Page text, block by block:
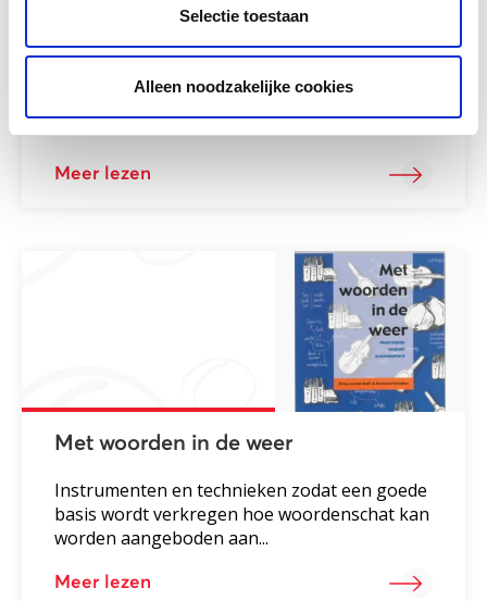
Selectie toestaan
Alleen noodzakelijke cookies
Anderstalige kinderboeken –
Anderstalige en meertalige prenten- en
boeken in de schoolbibliotheek.
Meer lezen
Met woorden in de weer
Instrumenten en technieken zodat een goede
basis wordt verkregen hoe woordenschat kan
worden aangeboden aan...
Meer lezen